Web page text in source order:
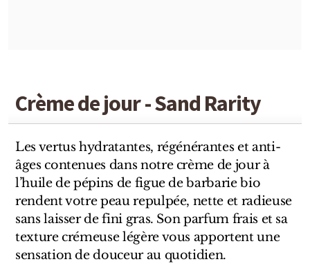
Crème de jour - Sand Rarity
Les vertus hydratantes, régénérantes et anti-
âges contenues dans notre crème de jour à
l’huile de pépins de figue de barbarie bio
rendent votre peau repulpée, nette et radieuse
sans laisser de fini gras. Son parfum frais et sa
texture crémeuse légère vous apportent une
sensation de douceur au quotidien.
Stéphane Humbert Lucas
The Different Company
Perris Monte-carlo
Robert Piguet
Sensatio
Trudon